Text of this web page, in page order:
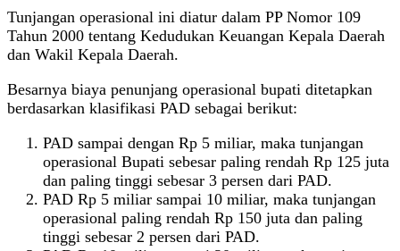
Tunjangan operasional ini diatur dalam PP Nomor 109
Tahun 2000 tentang Kedudukan Keuangan Kepala Daerah
dan Wakil Kepala Daerah.
Besarnya biaya penunjang operasional bupati ditetapkan
berdasarkan klasifikasi PAD sebagai berikut:
PAD sampai dengan Rp 5 miliar, maka tunjangan
operasional Bupati sebesar paling rendah Rp 125 juta
dan paling tinggi sebesar 3 persen dari PAD.
PAD Rp 5 miliar sampai 10 miliar, maka tunjangan
operasional paling rendah Rp 150 juta dan paling
tinggi sebesar 2 persen dari PAD.